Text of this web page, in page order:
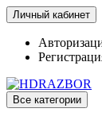
Личный кабинет
Все категории